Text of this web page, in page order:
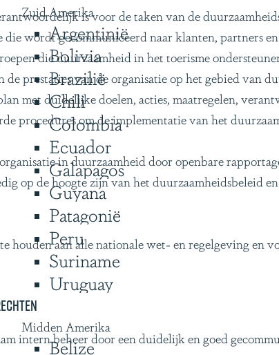
Zuid Amerika
Argentinië
Bolivia
Brazilië
Chili
Colombia
Ecuador
Galapagos
Guyana
Patagonië
Peru
Suriname
Uruguay
Midden Amerika
Belize
is voor de taken van de
wordt gecommuniceerd naar klanten, partners
die duurzaamheid in het toerisme
prestaties van de organisatie op het gebied van
met duidelijke doelen, acties, maatregelen,
procedures om de implementatie van het
in duurzaamheid door openbare
op de hoogte zijn van het duurzaamheidsbeleid
houden aan alle nationale wet- en regelgeving en
intern beheer door een duidelijk en goed